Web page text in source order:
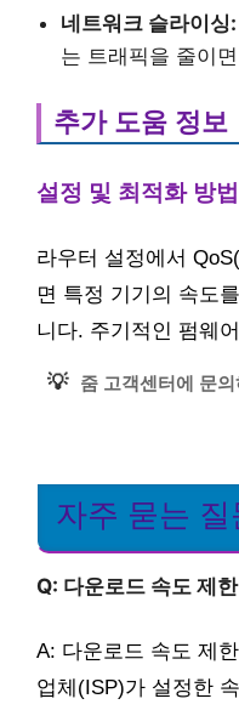
네트워크 슬라이싱:
는 트래픽을 줄이
추가 도움 정보
설정 및 최적화 방법
라우터 설정에서
면 특정 기기의 속도
니다. 주기적인 펌웨
💡 줌 고객센터에 문
자주 묻는 질
Q: 다운로드 속도 제
A: 다운로드 속도 제
업체(ISP)가 설정한